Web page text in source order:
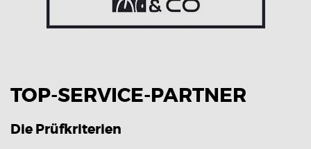
TOP-SERVICE-PARTNER
Die Prüfkriterien